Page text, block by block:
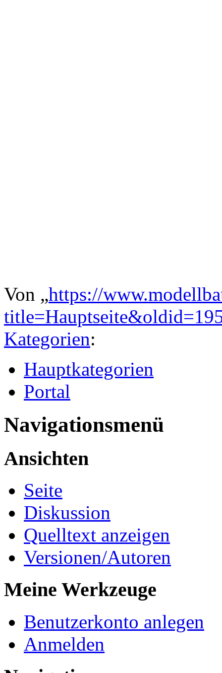
Von „https://
Kategorien:
Hauptkategorien
Portal
Navigationsmenü
Ansichten
Seite
Diskussion
Quelltext anzeigen
Versionen/Autoren
Meine Werkzeuge
Benutzerkonto anlegen
Anmelden